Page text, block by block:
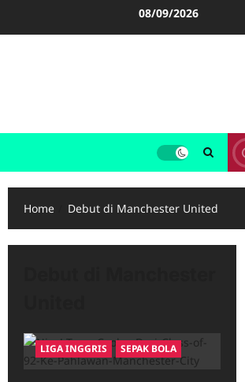
08/09/2026
Home Debut di Manchester United
LIGA INGGRIS SEPAK BOLA